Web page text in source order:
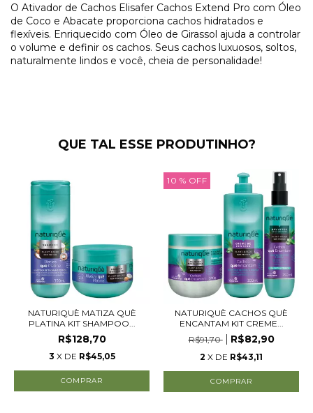
O Ativador de Cachos Elisafer Cachos Extend Pro com Óleo
de Coco e Abacate proporciona cachos hidratados e
flexíveis. Enriquecido com Óleo de Girassol ajuda a controlar
o volume e definir os cachos. Seus cachos luxuosos, soltos,
naturalmente lindos e você, cheia de personalidade!
QUE TAL ESSE PRODUTINHO?
NATURIQUÈ MATIZA QUÈ
PLATINA KIT SHAMPOO...
R$128,70
3 X DE R$45,05
10 % OFF
NATURIQUÈ CACHOS QUÈ
ENCANTAM KIT CREME...
R$91,70
R$82,90
2 X DE R$43,11